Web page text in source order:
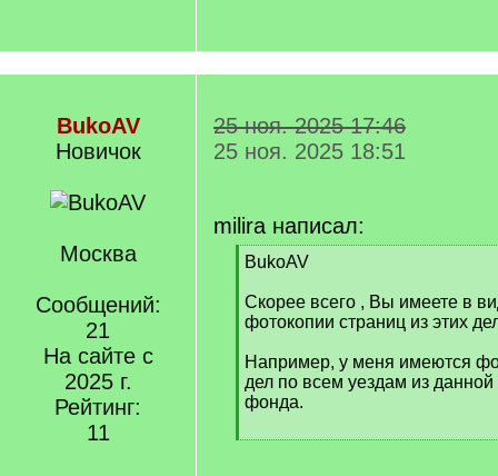
BukoAV
Новичок
Москва
Сообщений:
21
На сайте с
2025 г.
Рейтинг:
11
25 ноя. 2025 17:46
25 ноя. 2025 18:51
milira написал:
[
]
BukoAV
Скорее всего , Вы имеете в
фотокопии страниц из этих
Например, у меня имеются
дел по всем уездам из данной
фонда.
[